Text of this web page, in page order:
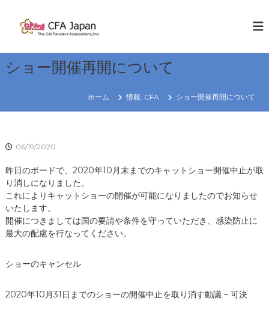
ツ
へ
J
a
p
g
i
o
W
S
ショー開催再開について
ホーム 情報: CFA ショー開催再開について
06/19/2020
昨日のボードで、2020年10月末までのキャットショー開催中止が取
り消しになりました。
これによりキャットショーの開催が可能になりましたのでお知らせ
いたします。
開催につきましては国の要請や条件を守っていただき、感染防止に
最大の配慮を行なってください。
ショーのキャンセル
2020年10月31日までのショーの開催中止を取り消す動議 – 可決